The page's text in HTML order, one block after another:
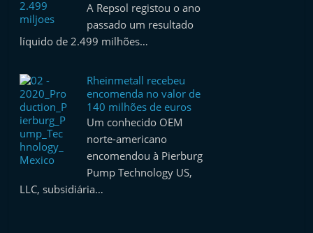
A Repsol registou o ano
passado um resultado
líquido de 2.499 milhões…
Rheinmetall recebeu
encomenda no valor de
140 milhões de euros
Um conhecido OEM
norte-americano
encomendou à Pierburg
Pump Technology US,
LLC, subsidiária…